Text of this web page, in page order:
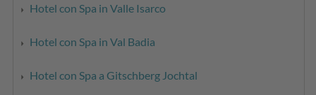
Hotel con Spa in Valle Isarco
Hotel con Spa in Val Badia
Hotel con Spa a Gitschberg Jochtal